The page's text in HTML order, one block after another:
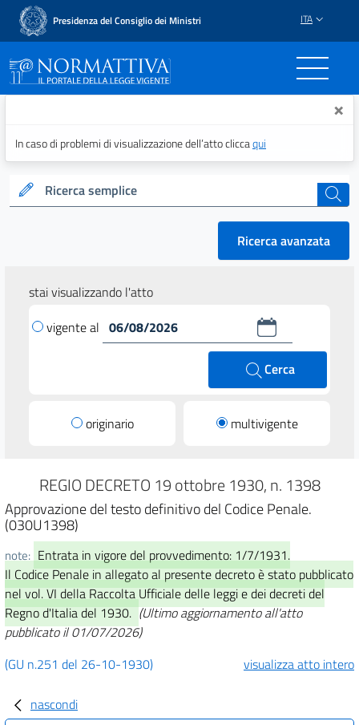
Presidenza del Consiglio dei Ministri ITA
Normattiva - Il portale ×
In caso di problemi di visualizzazione dell’atto cliccaqui
Ricerca semplice cerca
Ricerca avanzata
stai visualizzando l'atto
vigente al
Cerca
originario multivigente
REGIO DECRETO 19 ottobre 1930, n. 1398
Approvazione del testo definitivo del Codice Penale.
(030U1398)
note: Entrata in vigore del provvedimento: 1/7/1931.
Il Codice Penale in allegato al presente decreto è stato pubblicato
nel vol. VI della Raccolta Ufficiale delle leggi e dei decreti del
Regno d'Italia del 1930.(Ultimo aggiornamento all'atto
pubblicato il 01/07/2026)
(GU n.251 del 26-10-1930)
visualizza atto intero
nascondi